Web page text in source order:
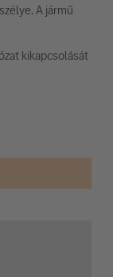
A jármű
kikapcsolását